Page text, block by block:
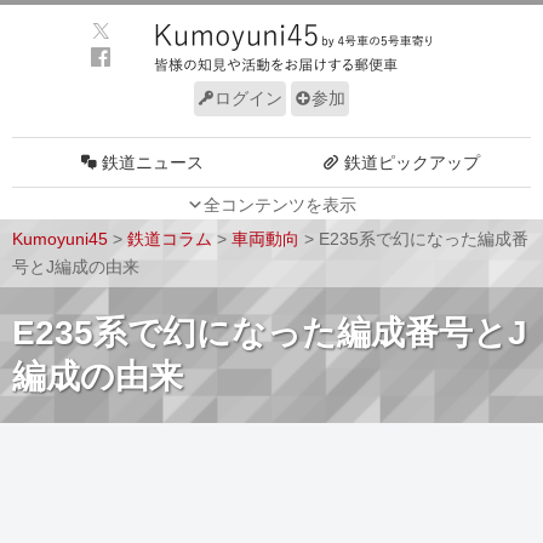
ログイン 参加
全コンテンツを表示
鉄道ニュース 鉄道ピックアップ
車両技術
Kumoyuni45 > 鉄道コラム > 車両動向 > E235系で幻になった編成番
号とJ編成の由来
E235系で幻になった編成番号とJ
編成の由来